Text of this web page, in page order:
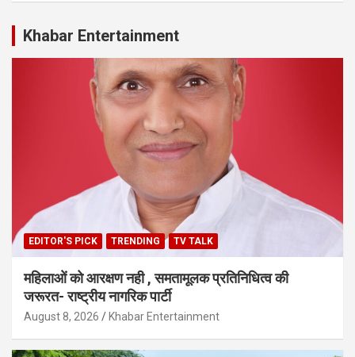
Khabar Entertainment
EDITOR'S PICK TRENDING TV TALK
महिलाओं को आरक्षण नही , समतामूलक प्रतिनिधित्व की
जरूरत- राष्ट्रीय नागरिक पार्टी
August 8, 2026 Khabar Entertainment